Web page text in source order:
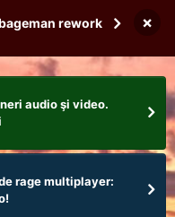
rework ×
audio şi video.
rage multiplayer: